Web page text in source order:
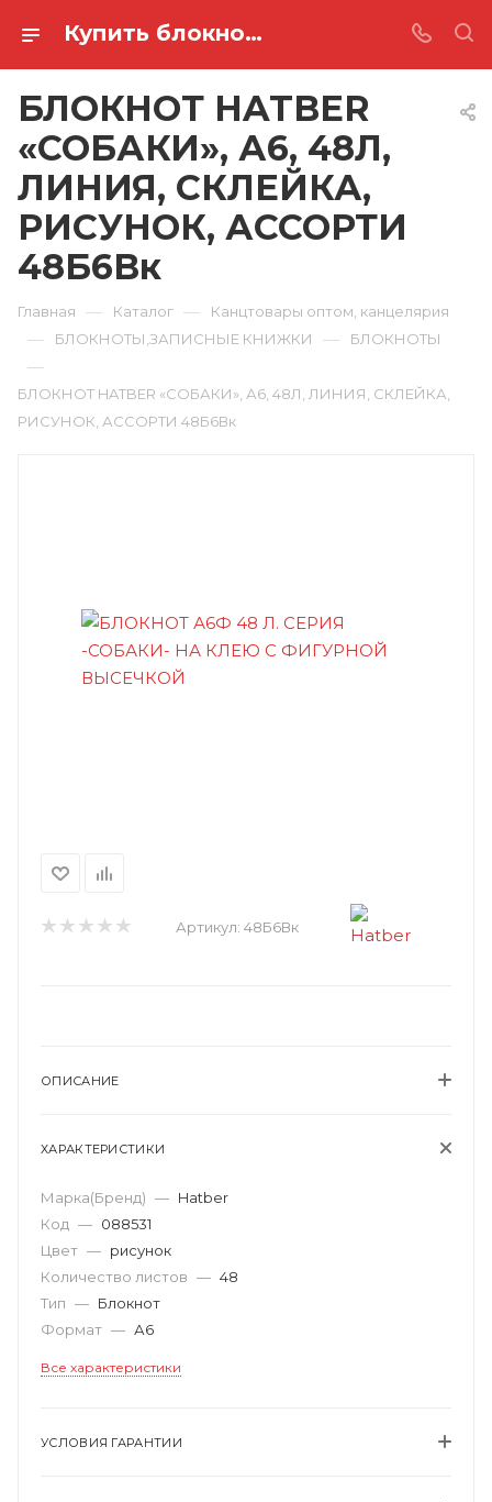
Купить блокнот hatber «собаки», а6, 48л, линия, склейка, рисунок, ассорти 48Б6Вк в Ростове-на-Дону
БЛОКНОТ HATBER
«СОБАКИ», А6, 48Л,
ЛИНИЯ, СКЛЕЙКА,
РИСУНОК, АССОРТИ
48Б6Вк
Главная — Каталог — Канцтовары оптом, канцелярия
— БЛОКНОТЫ,ЗАПИСНЫЕ КНИЖКИ — БЛОКНОТЫ
—
БЛОКНОТ HATBER «СОБАКИ», А6, 48Л, ЛИНИЯ, СКЛЕЙКА,
РИСУНОК, АССОРТИ 48Б6Вк
Артикул: 48Б6Вк
ОПИСАНИЕ
ХАРАКТЕРИСТИКИ
Марка(Бренд) — Hatber
Код — 088531
Цвет — рисунок
Количество листов — 48
Тип — Блокнот
Формат — А6
Все характеристики
УСЛОВИЯ ГАРАНТИИ